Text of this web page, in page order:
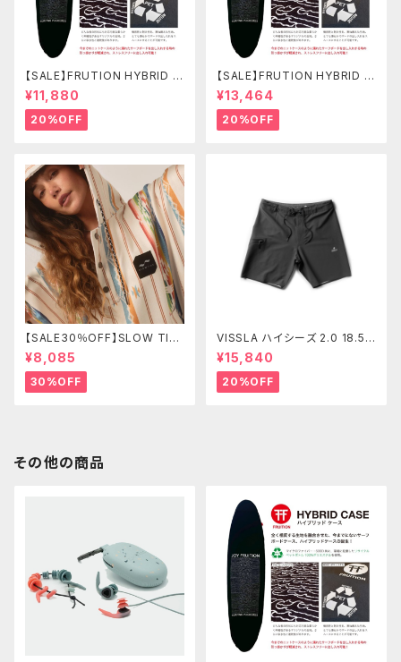
【SALE】FRUTION HYBRID C
ASE 7'6" FUN ハイブリッドケ
ース
¥11,880
20%OFF
【SALE】FRUTION HYBRID C
ASE 9'6" LONG ハイブリッド
ケース
¥13,464
20%OFF
【SALE30％OFF】SLOW TID
E Harlow Quick-Dry Chan
ging Poncho L/XL
¥8,085
30%OFF
VISSLA ハイシーズ 2.0 18.5”
ボードショーツ メンズ サーフ
パンツ 水着 ヴィスラ ボードシ
ョーツ
¥15,840
20%OFF
その他の商品